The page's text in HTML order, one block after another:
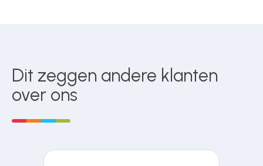
Dit zeggen andere klanten
over ons